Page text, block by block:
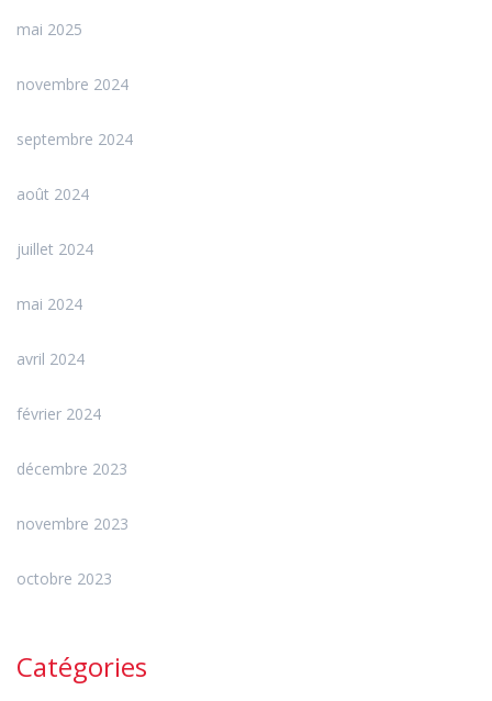
mai 2025
novembre 2024
septembre 2024
août 2024
juillet 2024
mai 2024
avril 2024
février 2024
décembre 2023
novembre 2023
octobre 2023
Catégories